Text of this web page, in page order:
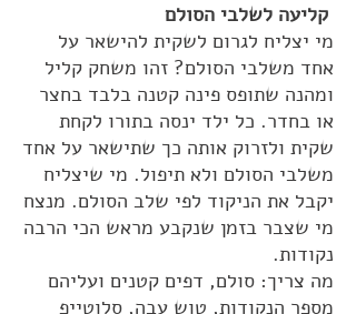
קליעה לשלבי הסולם
מי יצליח לגרום לשקית להישאר על
אחד משלבי הסולם? זהו משחק קליל
ומהנה שתופס פינה קטנה בלבד בחצר
או בחדר. כל ילד ינסה בתורו לקחת
שקית ולזרוק אותה כך שתישאר על אחד
משלבי הסולם ולא תיפול. מי שיצליח
יקבל את הניקוד לפי שלב הסולם. מנצח
מי שצבר בזמן שנקבע מראש הכי הרבה
נקודות.
מה צריך: סולם, דפים קטנים ועליהם
מספר הנקודות, טוש עבה, סלוטייפ